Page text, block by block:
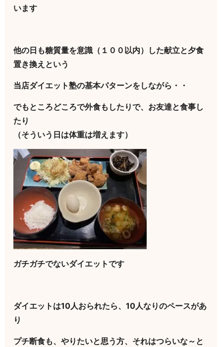
います
他の日も糖質量を意識（１００以内）した献立と夕食
置き換えという
当店ダイエット塾の基本パターンをしながら・・
でもところどころで外食もしたりで、お友達と食事し
たり
（そういう日は体重は増えます）
ガチガチでないダイエットです
ダイエットは10人おられたら、10人なりのペースがあ
り
プチ断食も、やりたいと思う方、それはつらいな～と